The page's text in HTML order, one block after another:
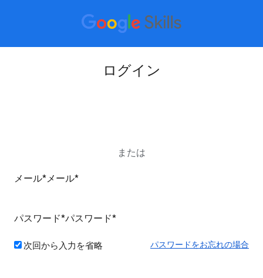
ログイン
または
次回から入力を省略 パスワードをお忘れの場合